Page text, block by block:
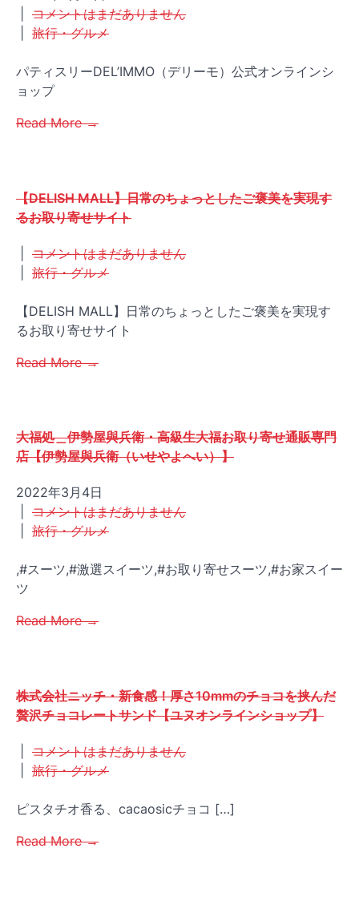
コメントはまだありません
旅行・グルメ
パティスリーDEL’IMMO（デリーモ）公式オンラインシ
ョップ
Read More →
【DELISH MALL】日常のちょっとしたご褒美を実現す
るお取り寄せサイト
コメントはまだありません
旅行・グルメ
【DELISH MALL】日常のちょっとしたご褒美を実現す
るお取り寄せサイト
Read More →
大福処＿伊勢屋與兵衛・高級生大福お取り寄せ通販専門
店【伊勢屋與兵衛（いせやよへい）】
2022年3月4日
コメントはまだありません
旅行・グルメ
,#スーツ,#激選スイーツ,#お取り寄せスーツ,#お家スイー
ツ
Read More →
株式会社ニッチ・新食感！厚さ10mmのチョコを挟んだ
贅沢チョコレートサンド【ユヌオンラインショップ】
コメントはまだありません
旅行・グルメ
ピスタチオ香る、cacaosicチョコ […]
Read More →